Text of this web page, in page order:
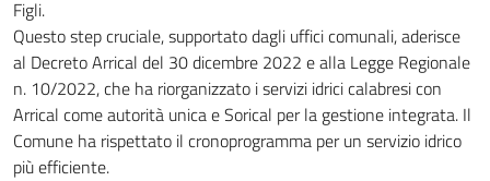
Figli.
Questo step cruciale, supportato dagli uffici comunali, aderisce
al Decreto Arrical del 30 dicembre 2022 e alla Legge Regionale
n. 10/2022, che ha riorganizzato i servizi idrici calabresi con
Arrical come autorità unica e Sorical per la gestione integrata. Il
Comune ha rispettato il cronoprogramma per un servizio idrico
più efficiente.